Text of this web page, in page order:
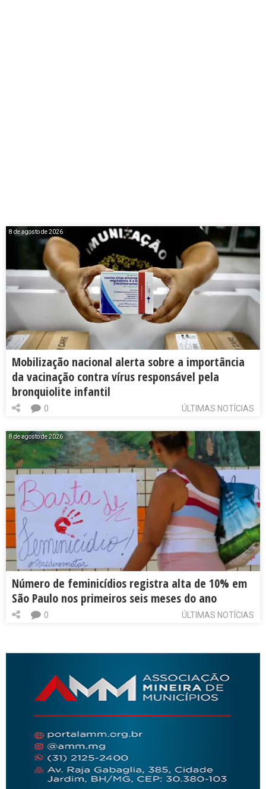
8 de agosto de 2026
Mobilização nacional alerta sobre a importância
da vacinação contra vírus responsável pela
bronquiolite infantil
ÚLTIMAS NOTÍCIAS
0
8 de agosto de 2026
Número de feminicídios registra alta de 10% em
São Paulo nos primeiros seis meses do ano
ÚLTIMAS NOTÍCIAS
0